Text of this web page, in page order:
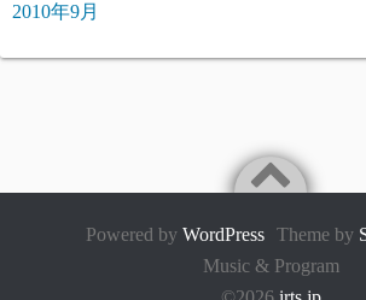
2010年9月
Powered by WordPress Theme by
Music & Program